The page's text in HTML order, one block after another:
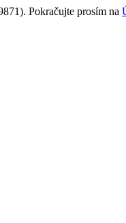
Pokračujte prosím na